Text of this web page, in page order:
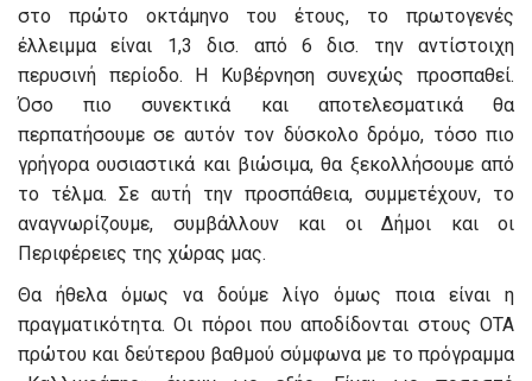
στο πρώτο οκτάμηνο του έτους, το πρωτογενές
έλλειμμα είναι 1,3 δισ. από 6 δισ. την αντίστοιχη
περυσινή περίοδο. Η Κυβέρνηση συνεχώς προσπαθεί.
Όσο πιο συνεκτικά και αποτελεσματικά θα
περπατήσουμε σε αυτόν τον δύσκολο δρόμο, τόσο πιο
γρήγορα ουσιαστικά και βιώσιμα, θα ξεκολλήσουμε από
το τέλμα. Σε αυτή την προσπάθεια, συμμετέχουν, το
αναγνωρίζουμε, συμβάλλουν και οι Δήμοι και οι
Περιφέρειες της χώρας μας.
Θα ήθελα όμως να δούμε λίγο όμως ποια είναι η
πραγματικότητα. Οι πόροι που αποδίδονται στους ΟΤΑ
πρώτου και δεύτερου βαθμού σύμφωνα με το πρόγραμμα